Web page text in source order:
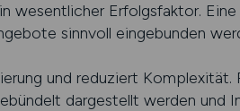
Erfolgsfaktor.
sinnvoll eingebunden
und reduziert Komplexität.
dargestellt werden und